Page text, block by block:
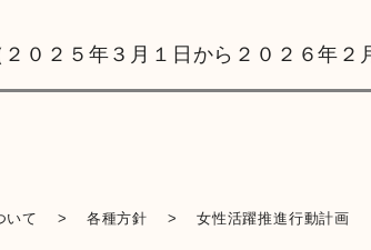
日から２０２６年２月２
いて > 各種方針 > 女性活躍推進行動計画